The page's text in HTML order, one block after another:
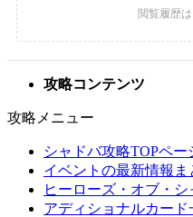
攻略コンテンツ
攻略メニュー
シャドバ攻略TOPペー
イベントの最新情報ま
ヒーローズ・オブ・
アディショナルカード